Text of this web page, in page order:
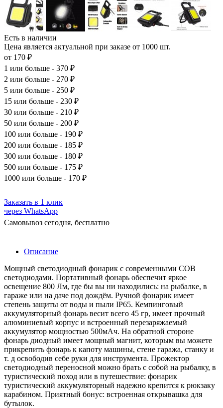
Есть в наличии
Цена является актуальной при заказе от 1000 шт.
от 170 ₽
1 или больше - 370 ₽
2 или больше - 270 ₽
5 или больше - 250 ₽
15 или больше - 230 ₽
30 или больше - 210 ₽
50 или больше - 200 ₽
100 или больше - 190 ₽
200 или больше - 185 ₽
300 или больше - 180 ₽
500 или больше - 175 ₽
1000 или больше - 170 ₽
Заказать в 1 клик
через WhatsApp
Самовывоз сегодня, бесплатно
Описание
Мощный светодиодный фонарик с современными COB
светодиодами. Портативный фонарь обеспечит яркое
освещение 800 Лм, где бы вы ни находились: на рыбалке, в
гараже или на даче под дождём. Ручной фонарик имеет
степень защиты от воды и пыли IP65. Кемпинговый
аккумуляторный фонарь весит всего 45 гр, имеет прочный
алюминиевый корпус и встроенный перезаряжаемый
аккумулятор мощностью 500мАч. На обратной стороне
фонарь диодный имеет мощный магнит, которым вы можете
прикрепить фонарь к капоту машины, стене гаража, станку и
т. д освободив себе руки для инструмента. Прожектор
светодиодный переносной можно брать с собой на рыбалку, в
туристический поход или в путешествие: фонарик
туристический аккумуляторный надежно крепится к рюкзаку
карабином. Приятный бонус: встроенная открывашка для
бутылок.